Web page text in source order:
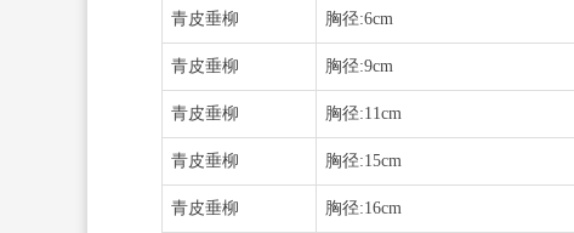
青皮垂柳 胸径:6cm
青皮垂柳 胸径:9cm
青皮垂柳 胸径:11cm
青皮垂柳 胸径:15cm
青皮垂柳 胸径:16cm